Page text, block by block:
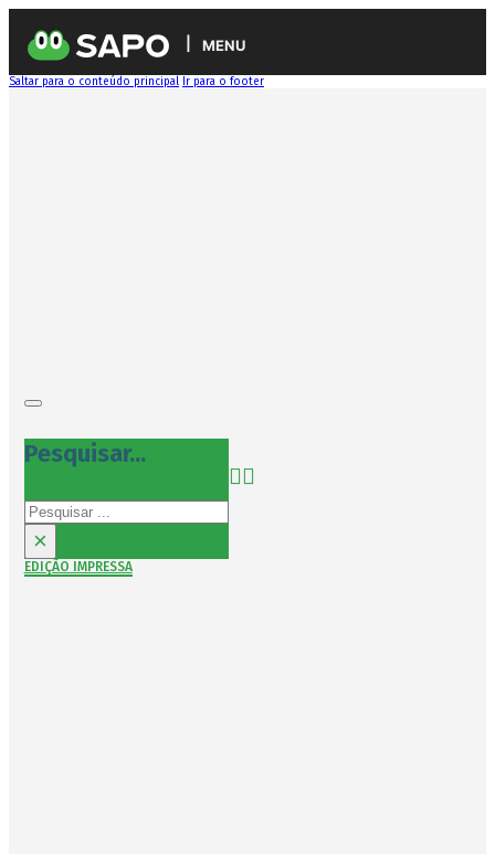
MENU
Saltar para o conteúdo principal Ir para o footer
Pesquisar...
Pesquisar
×
EDIÇÃO IMPRESSA